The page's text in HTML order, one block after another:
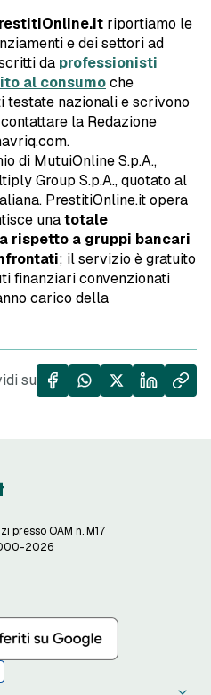
riportiamo le
e dei settori ad
da professionisti
al consumoche
nazionali e scrivono
la Redazione
di MutuiOnline S.p.A.,
Group S.p.A., quotato al
PrestitiOnline.it opera
unatotale
rispetto a gruppi bancari
; il servizio è gratuito
finanziari convenzionati
carico della
su
presso OAM n. M17
2026